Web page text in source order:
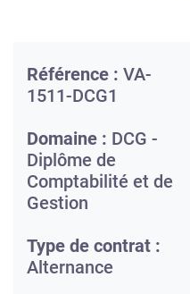
Référence : VA-
1511-DCG1
Domaine : DCG -
Diplôme de
Comptabilité et de
Gestion
Type de contrat :
Alternance